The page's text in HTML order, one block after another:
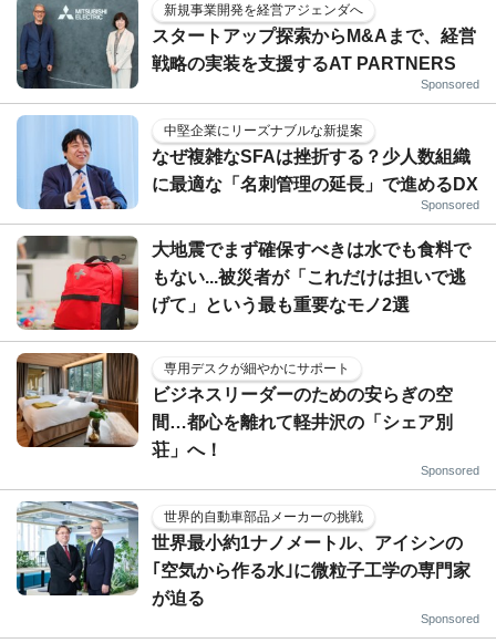
新規事業開発を経営アジェンダへ
スタートアップ探索からM&Aまで、経営
戦略の実装を支援するAT PARTNERS
Sponsored
中堅企業にリーズナブルな新提案
なぜ複雑なSFAは挫折する？少人数組織
に最適な「名刺管理の延長」で進めるDX
Sponsored
大地震でまず確保すべきは水でも食料で
もない...被災者が「これだけは担いで逃
げて」という最も重要なモノ2選
専用デスクが細やかにサポート
ビジネスリーダーのための安らぎの空
間…都心を離れて軽井沢の「シェア別
荘」へ！
Sponsored
世界的自動車部品メーカーの挑戦
世界最小約1ナノメートル、アイシンの
｢空気から作る水｣に微粒子工学の専門家
が迫る
Sponsored